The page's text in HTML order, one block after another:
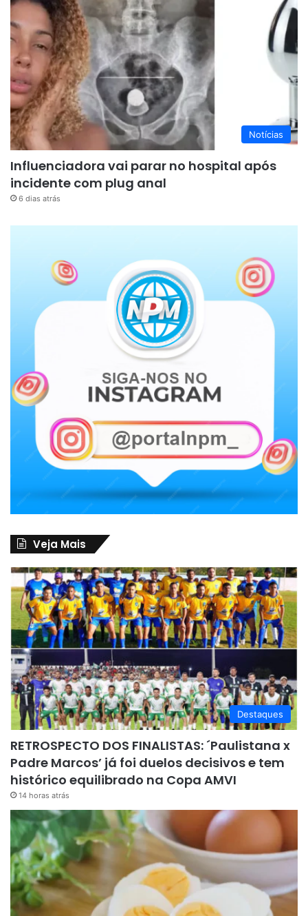
Notícias
Influenciadora vai parar no hospital após
incidente com plug anal
6 dias atrás
Veja Mais
Destaques
RETROSPECTO DOS FINALISTAS: ´Paulistana x
Padre Marcos’ já foi duelos decisivos e tem
histórico equilibrado na Copa AMVI
14 horas atrás